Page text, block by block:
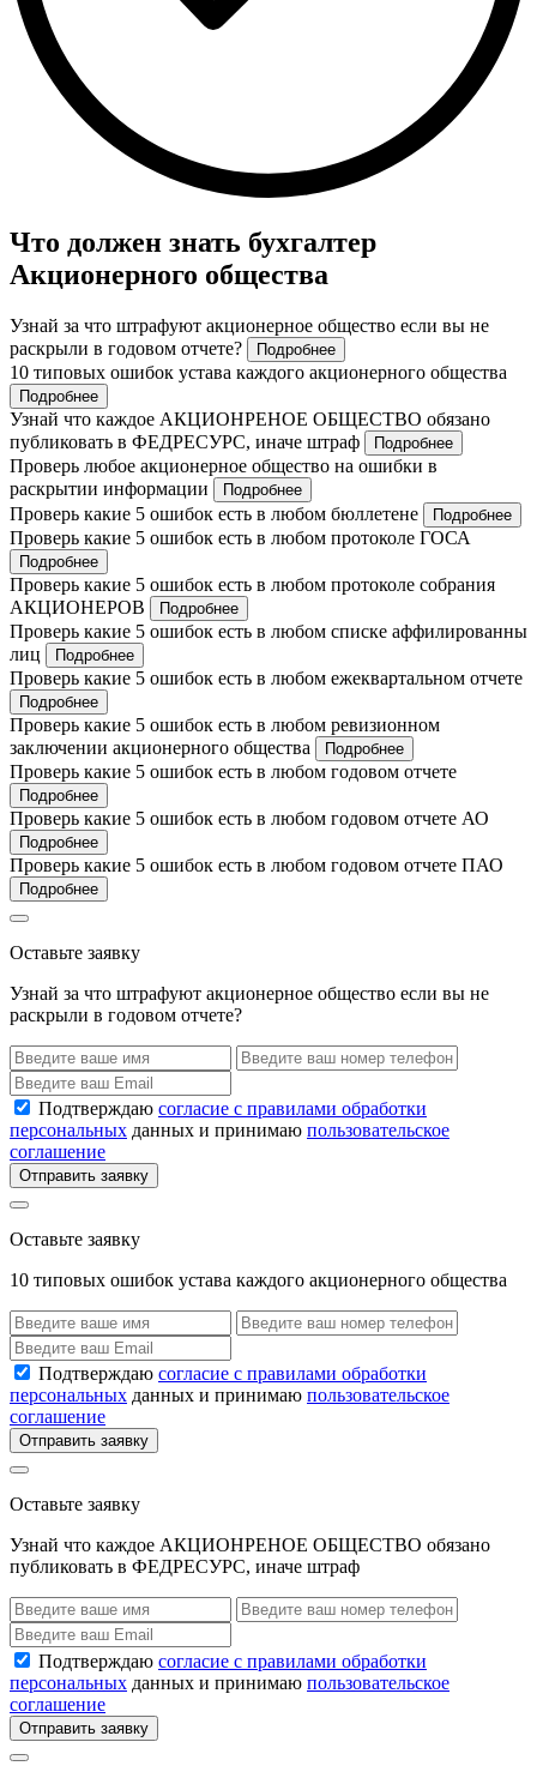
Что должен знать бухгалтер
Акционерного общества
Узнай за что штрафуют акционерное общество если вы не
раскрыли в годовом отчете?
Подробнее
10 типовых ошибок устава каждого акционерного общества
Подробнее
Узнай что каждое АКЦИОНРЕНОЕ ОБЩЕСТВО обязано
публиковать в ФЕДРЕСУРС, иначе штраф
Подробнее
Проверь любое акционерное общество на ошибки в
раскрытии информации
Подробнее
Проверь какие 5 ошибок есть в любом бюллетене Подробнее
Проверь какие 5 ошибок есть в любом протоколе ГОСА
Подробнее
Проверь какие 5 ошибок есть в любом протоколе собрания
АКЦИОНЕРОВ
Подробнее
Проверь какие 5 ошибок есть в любом списке аффилированны
лиц
Подробнее
Проверь какие 5 ошибок есть в любом ежеквартальном отчете
Подробнее
Проверь какие 5 ошибок есть в любом ревизионном
заключении акционерного общества
Подробнее
Проверь какие 5 ошибок есть в любом годовом отчете
Подробнее
Проверь какие 5 ошибок есть в любом годовом отчете АО
Подробнее
Проверь какие 5 ошибок есть в любом годовом отчете ПАО
Подробнее
Оставьте заявку
Узнай за что штрафуют акционерное общество если вы не
раскрыли в годовом отчете?
Подтверждаю согласие с правилами обработки
персональных данных и принимаю пользовательское
соглашение
Отправить заявку
Оставьте заявку
10 типовых ошибок устава каждого акционерного общества
Подтверждаю согласие с правилами обработки
персональных данных и принимаю пользовательское
соглашение
Отправить заявку
Оставьте заявку
Узнай что каждое АКЦИОНРЕНОЕ ОБЩЕСТВО обязано
публиковать в ФЕДРЕСУРС, иначе штраф
Подтверждаю согласие с правилами обработки
персональных данных и принимаю пользовательское
соглашение
Отправить заявку